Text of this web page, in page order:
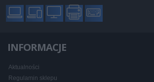
INFORMACJE
Aktualności
Regulamin sklepu